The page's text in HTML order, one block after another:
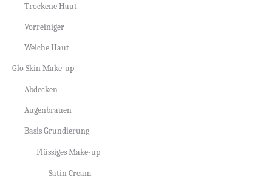
Trockene Haut
Vorreiniger
Weiche Haut
Glo Skin Make-up
Abdecken
Augenbrauen
Basis Grundierung
Flüssiges Make-up
Satin Cream